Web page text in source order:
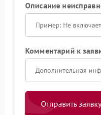
Описание
Комментарий к
Отправить заявку